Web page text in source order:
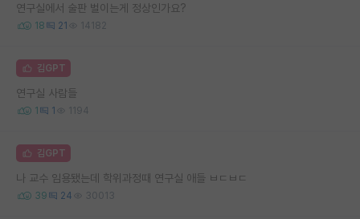
연구실에서 술판 벌이는게 정상인가요?
18 21 14182
김GPT
연구실 사람들
1 1 1194
김GPT
나 교수 임용됐는데 학위과정때 연구실 애들 ㅂㄷㅂㄷ
39 24 30013